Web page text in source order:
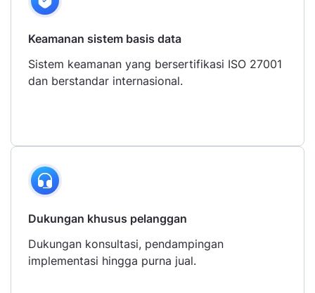
Keamanan sistem basis data
Sistem keamanan yang bersertifikasi ISO 27001
dan berstandar internasional.
Dukungan khusus pelanggan
Dukungan konsultasi, pendampingan
implementasi hingga purna jual.